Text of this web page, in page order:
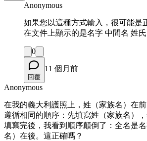
Anonymous
如果您以這種方式輸入，很可能是
在文件上顯示的是名字 中間名 姓氏
0
回覆
11 個月前
Anonymous
在我的義大利護照上，姓（家族名）在
遵循相同的順序：先填寫姓（家族名）
填寫完後，我看到順序顛倒了：全名是
名）在後。這正確嗎？